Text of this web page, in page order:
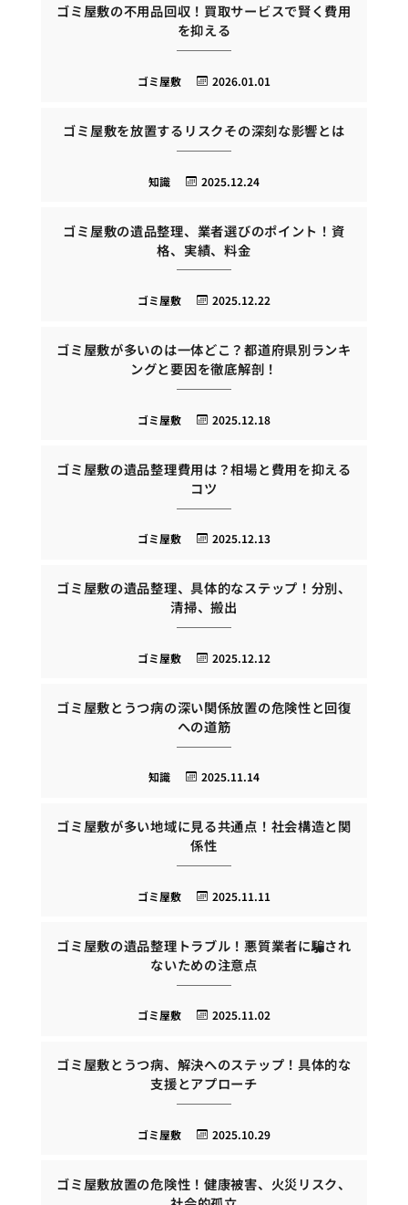
ゴミ屋敷の不用品回収！買取サービスで賢く費用
を抑える
2026.01.01
ゴミ屋敷
ゴミ屋敷を放置するリスクその深刻な影響とは
2025.12.24
知識
ゴミ屋敷の遺品整理、業者選びのポイント！資
格、実績、料金
2025.12.22
ゴミ屋敷
ゴミ屋敷が多いのは一体どこ？都道府県別ランキ
ングと要因を徹底解剖！
2025.12.18
ゴミ屋敷
ゴミ屋敷の遺品整理費用は？相場と費用を抑える
コツ
2025.12.13
ゴミ屋敷
ゴミ屋敷の遺品整理、具体的なステップ！分別、
清掃、搬出
2025.12.12
ゴミ屋敷
ゴミ屋敷とうつ病の深い関係放置の危険性と回復
への道筋
2025.11.14
知識
ゴミ屋敷が多い地域に見る共通点！社会構造と関
係性
2025.11.11
ゴミ屋敷
ゴミ屋敷の遺品整理トラブル！悪質業者に騙され
ないための注意点
2025.11.02
ゴミ屋敷
ゴミ屋敷とうつ病、解決へのステップ！具体的な
支援とアプローチ
2025.10.29
ゴミ屋敷
ゴミ屋敷放置の危険性！健康被害、火災リスク、